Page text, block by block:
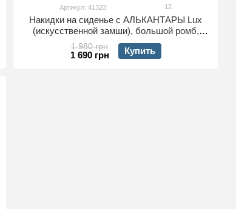
Артикул: 41323 12
Накидки на сиденье с АЛЬКАНТАРЫ Lux
(искусственной замши), большой ромб,
Светло-бежевый с двойной бежевой
строчкой, Премиум+, Передний комплект
1 980 грн
1 690 грн Купить